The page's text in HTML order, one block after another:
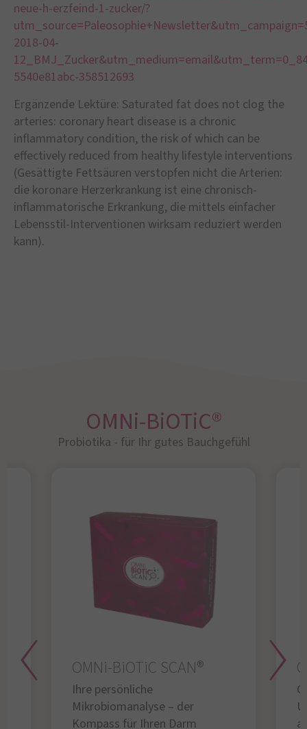
neue-h-erzfeind-1-zucker/?
2018-04-
5540e81abc-358512693
Ergänzende Lektüre: Saturated fat does not clog the
arteries: coronary heart disease is a chronic
inflammatory condition, the risk of which can be
effectively reduced from healthy lifestyle interventions
(Gesättigte Fettsäuren verstopfen nicht die Arterien:
die koronare Herzerkrankung ist eine chronisch-
inflammatorische Erkrankung, die mittels einfacher
Lebensstil-Interventionen wirksam reduziert werden
kann).
OMNi-BiOTiC®
Probiotika - für Ihr gutes Bauchgefühl​
OMNi-BiOTiC SCAN®
Ihre persönliche
Mikrobiomanalyse – der
Kompass für Ihren Darm